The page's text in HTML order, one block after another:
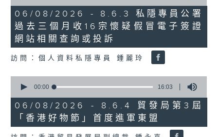
8
minutes,
30
seconds
06/08/2026 - 8.6.3 私隱專員公署
過去三個月收16宗懷疑假冒電子簽證
網站相關查詢或投訴
訪問：個人資料私隱專員 鍾麗玲
seconds
16
minutes,
seconds
00:00 16:03
06/08/2026 - 8.6.4 貿發局第3屆
「香港好物節」首度進軍東盟